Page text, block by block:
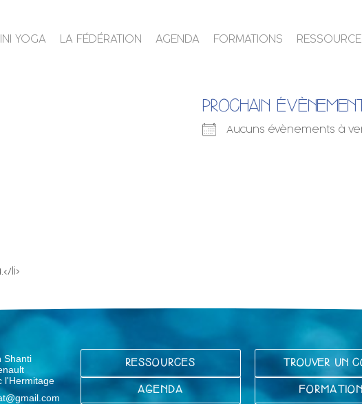
YOGA LA FÉDÉRATION AGENDA FORMATIONS
PROCHAIN
Aucuns évènements à
li>
Shanti
l'Hermitage
RESSOURCES
AGENDA
TROUVER UN